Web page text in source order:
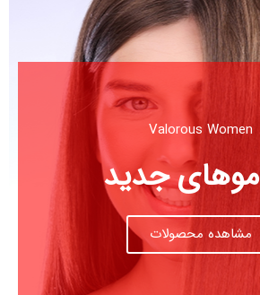
Valorous Women
موهای جدید
مشاهده محصولات